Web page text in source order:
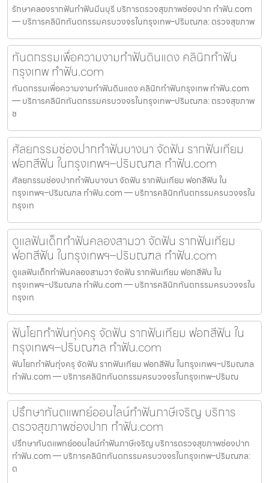
รักษาคลองรากฟันทำฟันมีนบุรี บริการตรวจสุขภาพช่องปาก ทำฟัน.com
— บริการคลินิกทันตกรรมครบวงจรในกรุงเทพ–ปริมณฑล: ตรวจสุขภาพ
ทันตกรรมเพื่อความงามทำฟันดินแดง คลินิกทำฟัน
กรุงเทพ ทำฟัน.com
ทันตกรรมเพื่อความงามทำฟันดินแดง คลินิกทำฟันกรุงเทพ ทำฟัน.com
— บริการคลินิกทันตกรรมครบวงจรในกรุงเทพ–ปริมณฑล: ตรวจสุขภาพ
ช
ศัลยกรรมช่องปากทำฟันบางนา จัดฟัน รากฟันเทียม
ฟอกสีฟัน ในกรุงเทพฯ–ปริมณฑล ทำฟัน.com
ศัลยกรรมช่องปากทำฟันบางนา จัดฟัน รากฟันเทียม ฟอกสีฟัน ใน
กรุงเทพฯ–ปริมณฑล ทำฟัน.com — บริการคลินิกทันตกรรมครบวงจรใน
กรุงเท
ดูแลฟันเด็กทำฟันคลองสามวา จัดฟัน รากฟันเทียม
ฟอกสีฟัน ในกรุงเทพฯ–ปริมณฑล ทำฟัน.com
ดูแลฟันเด็กทำฟันคลองสามวา จัดฟัน รากฟันเทียม ฟอกสีฟัน ใน
กรุงเทพฯ–ปริมณฑล ทำฟัน.com — บริการคลินิกทันตกรรมครบวงจรใน
กรุงเท
ฟันโยกทำฟันทุ่งครุ จัดฟัน รากฟันเทียม ฟอกสีฟัน ใน
กรุงเทพฯ–ปริมณฑล ทำฟัน.com
ฟันโยกทำฟันทุ่งครุ จัดฟัน รากฟันเทียม ฟอกสีฟัน ในกรุงเทพฯ–ปริมณฑล
ทำฟัน.com — บริการคลินิกทันตกรรมครบวงจรในกรุงเทพ–ปริมณ
ปรึกษาทันตแพทย์ออนไลน์ทำฟันภาษีเจริญ บริการ
ตรวจสุขภาพช่องปาก ทำฟัน.com
ปรึกษาทันตแพทย์ออนไลน์ทำฟันภาษีเจริญ บริการตรวจสุขภาพช่องปาก
ทำฟัน.com — บริการคลินิกทันตกรรมครบวงจรในกรุงเทพ–ปริมณฑล:
ต